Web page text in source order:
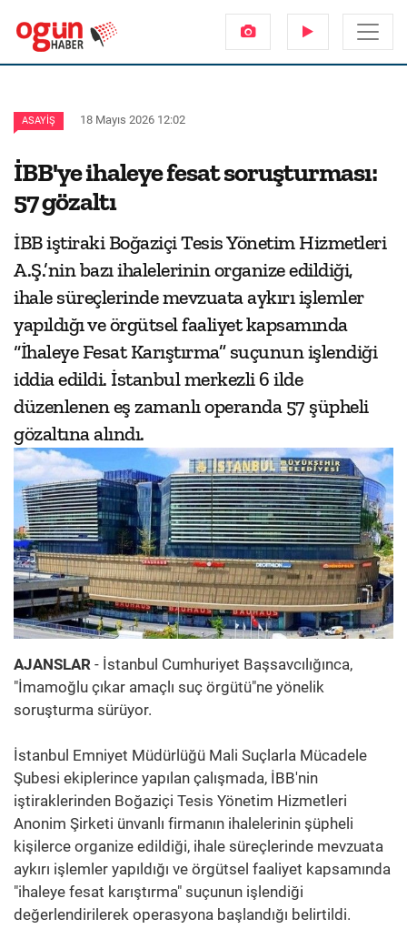
ASAYIŞ 18 Mayıs 2026 12:02
İBB'ye ihaleye fesat soruşturması:
57 gözaltı
İBB iştiraki Boğaziçi Tesis Yönetim Hizmetleri
A.Ş.’nin bazı ihalelerinin organize edildiği,
ihale süreçlerinde mevzuata aykırı işlemler
yapıldığı ve örgütsel faaliyet kapsamında
“İhaleye Fesat Karıştırma” suçunun işlendiği
iddia edildi. İstanbul merkezli 6 ilde
düzenlenen eş zamanlı operanda 57 şüpheli
gözaltına alındı.
AJANSLAR - İstanbul Cumhuriyet Başsavcılığınca,
"İmamoğlu çıkar amaçlı suç örgütü"ne yönelik
soruşturma sürüyor.
İstanbul Emniyet Müdürlüğü Mali Suçlarla Mücadele
Şubesi ekiplerince yapılan çalışmada, İBB'nin
iştiraklerinden Boğaziçi Tesis Yönetim Hizmetleri
Anonim Şirketi ünvanlı firmanın ihalelerinin şüpheli
kişilerce organize edildiği, ihale süreçlerinde mevzuata
aykırı işlemler yapıldığı ve örgütsel faaliyet kapsamında
"ihaleye fesat karıştırma" suçunun işlendiği
değerlendirilerek operasyona başlandığı belirtildi.